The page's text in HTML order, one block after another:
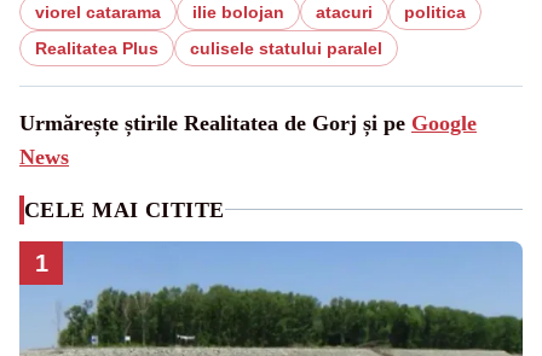
viorel catarama ilie bolojan atacuri
politica
Realitatea Plus
culisele statului paralel
Urmărește știrile Realitatea de Gorj și pe Google
News
CELE MAI CITITE
1